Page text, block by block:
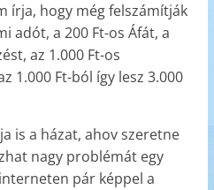
írja, hogy még felszámítják
adót, a 200 Ft-os Áfát, a
az 1.000 Ft-os
1.000 Ft-ból így lesz 3.000
is a házat, ahov szeretne
nagy problémát egy
pár képpel a